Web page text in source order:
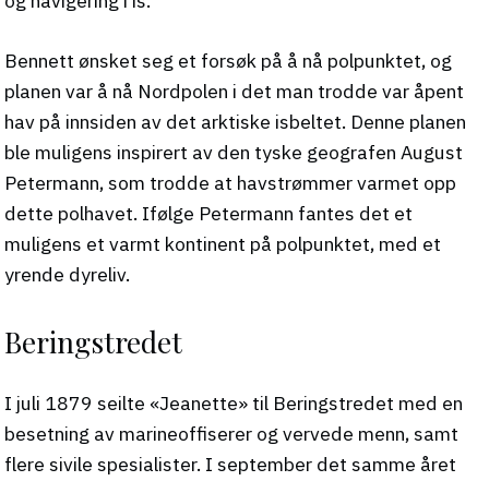
Bennett ønsket seg et forsøk på å nå polpunktet, og
planen var å nå Nordpolen i det man trodde var åpent
hav på innsiden av det arktiske isbeltet. Denne planen
ble muligens inspirert av den tyske geografen August
Petermann, som trodde at havstrømmer varmet opp
dette polhavet. Ifølge Petermann fantes det et
muligens et varmt kontinent på polpunktet, med et
yrende dyreliv.
Beringstredet
I juli 1879 seilte «Jeanette» til Beringstredet med en
besetning av marineoffiserer og vervede menn, samt
flere sivile spesialister. I september det samme året